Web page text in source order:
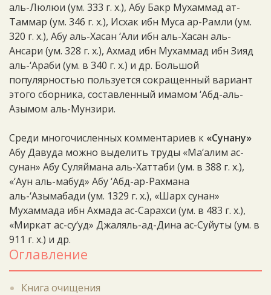
аль-Люлюи (ум. 333 г. х.), Абу Бакр Мухаммад ат-
Таммар (ум. 346 г. х.), Исхак ибн Муса ар-Рамли (ум.
320 г. х.), Абу аль-Хасан ‘Али ибн аль-Хасан аль-
Ансари (ум. 328 г. х.), Ахмад ибн Мухаммад ибн Зияд
аль-‘Араби (ум. в 340 г. х.) и др. Большой
популярностью пользуется сокращенный вариант
этого сборника, составленный имамом ‘Абд-аль-
Азымом аль-Мунзири.
Среди многочисленных комментариев к «Сунану»
Абу Давуда можно выделить труды «Ма‘алим ас-
сунан» Абу Суляймана аль-Хаттаби (ум. в 388 г. х.),
«‘Аун аль-мабуд» Абу ‘Абд-ар-Рахмана
аль-‘Азымабади (ум. 1329 г. х.), «Шарх сунан»
Мухаммада ибн Ахмада ас-Сарахси (ум. в 483 г. х.),
«Миркат ас-су‘уд» Джаляль-ад-Дина ас-Суйуты (ум. в
911 г. х.) и др.
Оглавление
Книга очищения